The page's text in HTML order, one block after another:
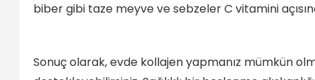
biber gibi taze meyve ve sebzeler C vitamini
Sonuç olarak, evde kollajen yapmanız mümkün